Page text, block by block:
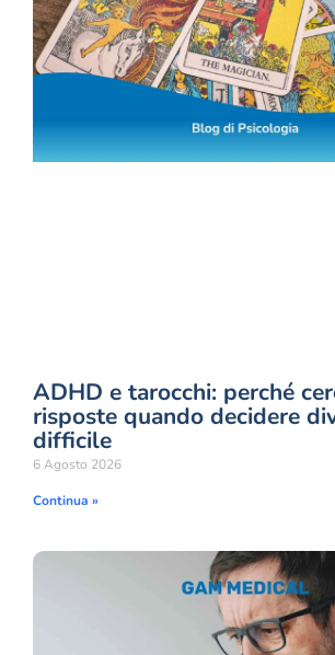
ADHD e tarocchi: perché
risposte quando decidere
difficile
6 Agosto 2026
Continua »